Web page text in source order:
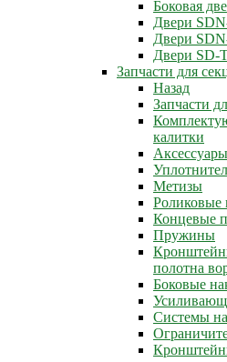
Боковая
Двери
Двери
Двери SD-
Запчасти для
Назад
Запчасти
калитки
Аксессуары
Метизы
Концевые
Пружины
полотна
Боковые
Системы